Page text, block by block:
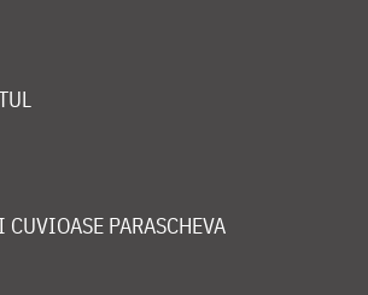
PARASCHEVA